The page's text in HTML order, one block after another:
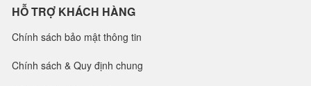
HỖ TRỢ KHÁCH HÀNG
Chính sách bảo mật thông tin
Chính sách & Quy định chung